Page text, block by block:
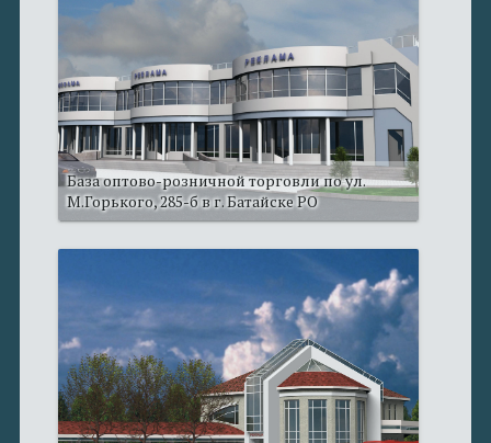
База оптово-розничной торговли по ул.
М.Горького, 285-б в г. Батайске РО